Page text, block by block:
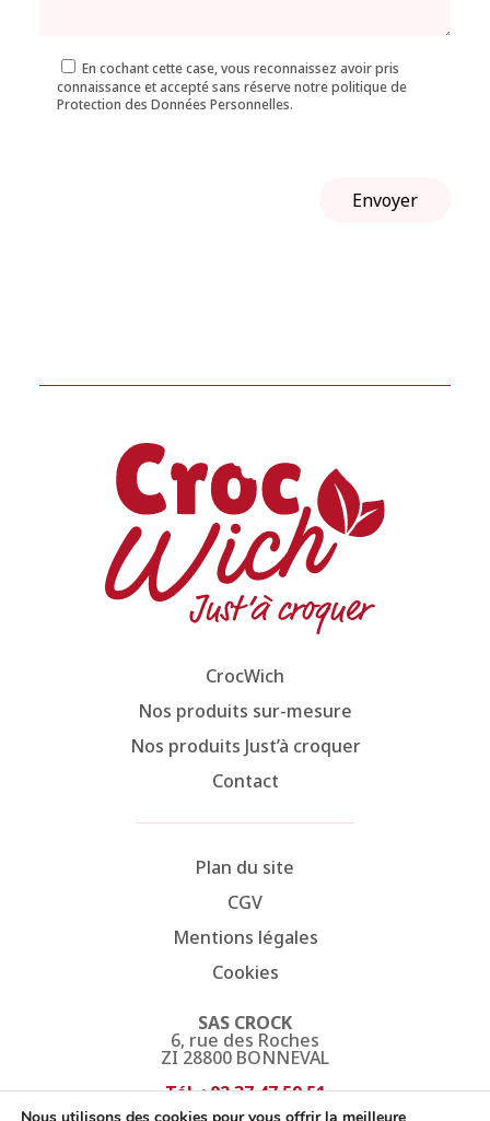
En cochant cette case, vous reconnaissez avoir pris
connaissance et accepté sans réserve notre politique de
Protection des Données Personnelles.
CrocWich
Nos produits sur-mesure
Nos produits Just’à croquer
Contact
Plan du site
CGV
Mentions légales
Cookies
SAS CROCK
6, rue des Roches
ZI 28800 BONNEVAL
Tél. : 02 37 47 59 51
Fax. : 02 37 47 45 27